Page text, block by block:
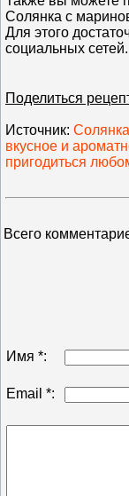
Солянка с
Для этого
социальных сетей.
Поделиться
Источник:
вкусное и
пригодиться
Всего
Имя *:
Email *: